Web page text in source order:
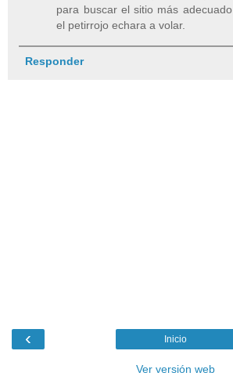
para buscar el sitio más
el petirrojo echara a volar.
Responder
‹ Inicio
Ver versión web